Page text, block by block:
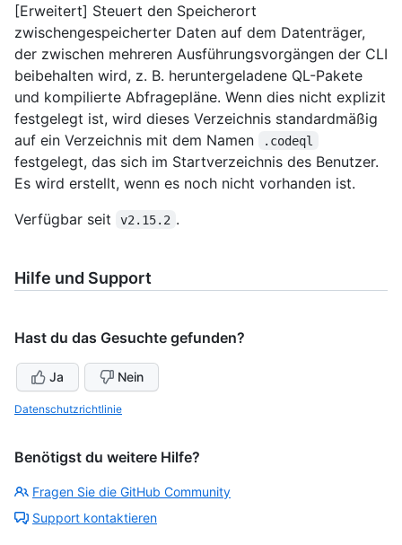
[Erweitert] Steuert den Speicherort
zwischengespeicherter Daten auf dem Datenträger,
der zwischen mehreren Ausführungsvorgängen der CLI
beibehalten wird, z. B. heruntergeladene QL-Pakete
und kompilierte Abfragepläne. Wenn dies nicht explizit
festgelegt ist, wird dieses Verzeichnis standardmäßig
auf ein Verzeichnis mit dem Namen
.codeql
festgelegt, das sich im Startverzeichnis des Benutzer.
Es wird erstellt, wenn es noch nicht vorhanden ist.
Verfügbar seit
v2.15.2 .
Hilfe und Support
Hast du das Gesuchte gefunden?
Ja Nein
Datenschutzrichtlinie
Benötigst du weitere Hilfe?
Fragen Sie die GitHub Community
Support kontaktieren